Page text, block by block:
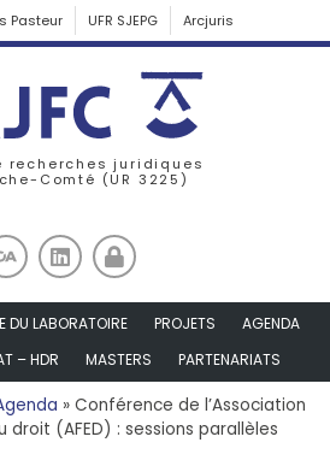
Pasteur UFR SJEPG Arcjuris
recherches juridiques
Comté (UR 3225)
DU LABORATOIRE PROJETS
AGENDA
– HDR MASTERS PARTENARIATS
» Conférence de l’Association
droit (AFED) : sessions parallèles